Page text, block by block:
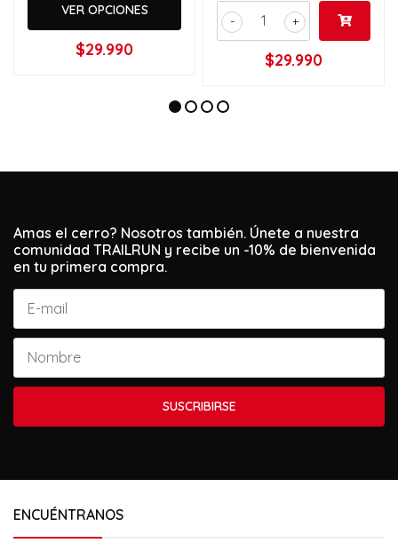
VER OPCIONES
$29.990
+
-
$29.990
Amas el cerro? Nosotros también. Únete a nuestra
comunidad TRAILRUN y recibe un -10% de bienvenida
en tu primera compra.
SUSCRIBIRSE
ENCUÉNTRANOS